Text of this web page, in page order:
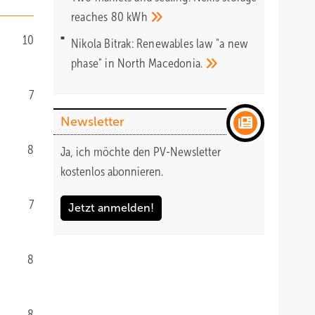
10
7
8
7
8
reaches 80 kWh
Nikola Bitrak: Renewables law "a new
phase" in North Macedonia.
Newsletter
Ja, ich möchte den PV-Newsletter
kostenlos abonnieren.
Jetzt anmelden!